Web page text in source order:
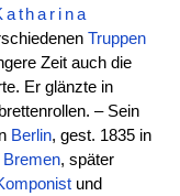
Truppen
Zeit auch die
Er glänzte in
– Sein
Berlin, gest. 1835 in
Bremen, später
und